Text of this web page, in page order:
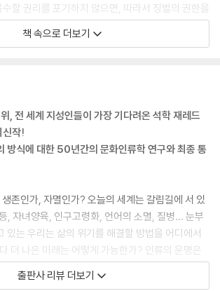
할 권리를 포기하지 않으면, 따라서 징벌의 권한을
, 같은 나라의 시민으로서 평화롭게 공존하기 불가
수 없는 사실이다. 그렇지 않으면, 우리도 대부분의
는 고통은 여전하다. 예컨대 강도들에게 누이를
가가 강도들을 체포해서 법정에 세우고 감옥까지
난 지금까지 분한 마음을 씻지 못하고 있다.--- p.2
2년 후, 다시 그 마을을 찾았을 때 모르시는 그 사이
안고 있었다. 모르시는 자신의 자식을 여유만만하
을의 원숙한 어머니와 조금도 다를 바가 없었다. 결
동생들을 다년간 키운 경험의 덕분이라고 결론지을
지만 모르시는 당시 49세의 아버지였던 나보다 더
p.299
책 속으로 더보기
, 전 세계 지성인들이 가장 기다려온 석학 재레드
신작!
방식에 대한 50년간의 문화인류학 연구와 최종 통
존인가, 자멸인가? 오늘의 세계는 갈림길에 서 있
, 자녀양육, 인구고령화, 언어의 소멸, 질병… 눈부
있는 우리는 삶의 위기를 해결할 방법을 어디에서
더 나은 미래는 어떻게 가능한가? 인류의 운명은
계적인 문화인류학자인 재레드 다이아몬드 교수
역사의 역동적인 변화와 흐름을 예리하게 파악하고,
출판사 리뷰 더보기